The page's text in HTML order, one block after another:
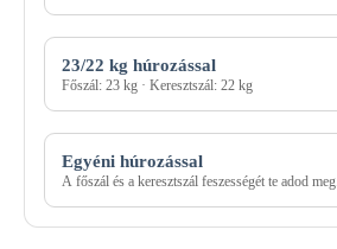
23/22 kg húrozással
Főszál: 23 kg · Keresztszál: 22 kg
Egyéni húrozással
A főszál és a keresztszál feszességét te adod meg.